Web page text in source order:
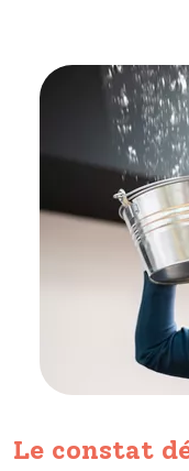
Le constat